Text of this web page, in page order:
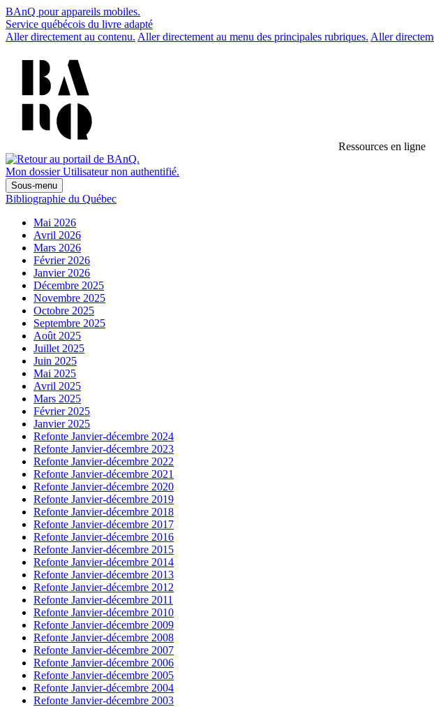
BAnQ pour appareils mobiles.
Service québécois du livre adapté
Aller directement au contenu. Aller directement au menu des principales rubriques. Aller
Ressources en ligne
Mon dossier Utilisateur non authentifié.
Sous-menu
Bibliographie du Québec
Mai 2026
Avril 2026
Mars 2026
Février 2026
Janvier 2026
Décembre 2025
Novembre 2025
Octobre 2025
Septembre 2025
Août 2025
Juillet 2025
Juin 2025
Mai 2025
Avril 2025
Mars 2025
Février 2025
Janvier 2025
Refonte Janvier-décembre 2024
Refonte Janvier-décembre 2023
Refonte Janvier-décembre 2022
Refonte Janvier-décembre 2021
Refonte Janvier-décembre 2020
Refonte Janvier-décembre 2019
Refonte Janvier-décembre 2018
Refonte Janvier-décembre 2017
Refonte Janvier-décembre 2016
Refonte Janvier-décembre 2015
Refonte Janvier-décembre 2014
Refonte Janvier-décembre 2013
Refonte Janvier-décembre 2012
Refonte Janvier-décembre 2011
Refonte Janvier-décembre 2010
Refonte Janvier-décembre 2009
Refonte Janvier-décembre 2008
Refonte Janvier-décembre 2007
Refonte Janvier-décembre 2006
Refonte Janvier-décembre 2005
Refonte Janvier-décembre 2004
Refonte Janvier-décembre 2003